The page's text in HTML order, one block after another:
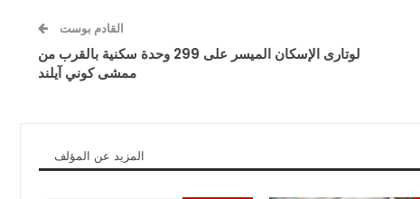
القادم بوست
لوتارى الإسكان الميسر على 299 وحدة سكنية بالقرب من
ممشى كوني آيلند
المزيد عن المؤلف